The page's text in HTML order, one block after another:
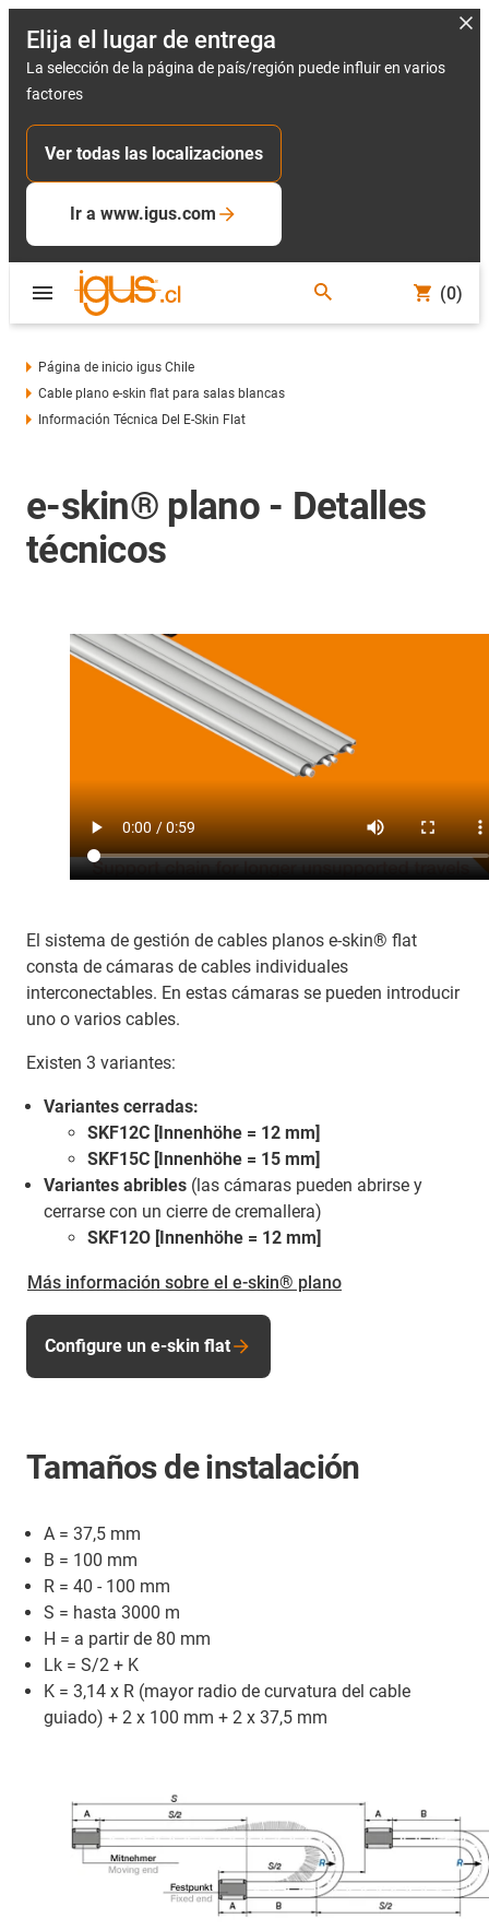
Elija el lugar de entrega
La selección de la página de país/región puede influir en varios
factores
Ver todas las localizaciones
Ir a www.igus.com
(0)
Página de inicio igus Chile
Cable plano e-skin flat para salas blancas
Información Técnica Del E-Skin Flat
e-skin® plano - Detalles
técnicos
El sistema de gestión de cables planos e-skin® flat
consta de cámaras de cables individuales
interconectables. En estas cámaras se pueden introducir
uno o varios cables.
Existen 3 variantes:
Variantes cerradas:
SKF12C [Innenhöhe = 12 mm]
SKF15C [Innenhöhe = 15 mm]
Variantes abribles (las cámaras pueden abrirse y
cerrarse con un cierre de cremallera)
SKF12O [Innenhöhe = 12 mm]
Más información sobre el e-skin® plano
Configure un e-skin flat
Tamaños de instalación
A = 37,5 mm
B = 100 mm
R = 40 - 100 mm
S = hasta 3000 m
H = a partir de 80 mm
Lk = S/2 + K
K = 3,14 x R (mayor radio de curvatura del cable
guiado) + 2 x 100 mm + 2 x 37,5 mm